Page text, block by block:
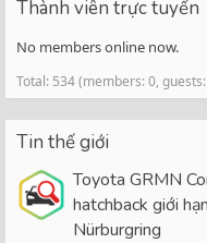
Thành viên trực tuyến
No members online now.
Total: 534 (members: 0,
Tin thế giới
Toyota GRMN
hatchback giới
Nürburgring